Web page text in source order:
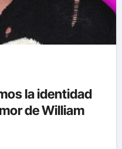
la identidad
de William